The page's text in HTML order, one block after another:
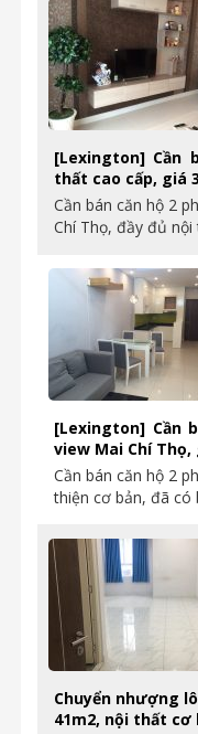
[Lexington] Cần
thất cao cấp, giá
Cần bán căn hộ 2
Chí Thọ, đầy đủ
[Lexington] Cần
view Mai Chí Thọ,
Cần bán căn hộ 2
thiện cơ bản, đã
Chuyển nhượng
41m2, nội thất cơ